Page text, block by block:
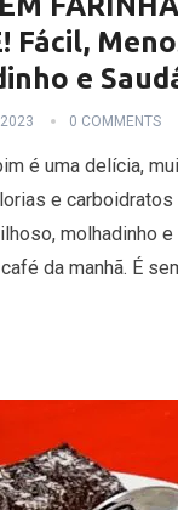
Fácil,
e
0 COMMENTS
é uma delícia,
e carboidratos
molhadinho e
da manhã. É